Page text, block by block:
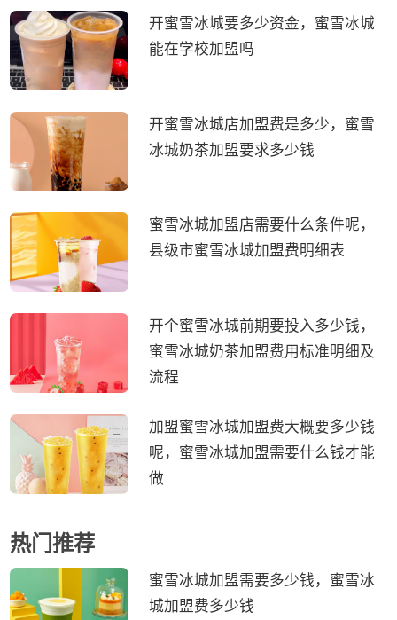
开蜜雪冰城要多少资金，蜜雪冰城
能在学校加盟吗
开蜜雪冰城店加盟费是多少，蜜雪
冰城奶茶加盟要求多少钱
蜜雪冰城加盟店需要什么条件呢，
县级市蜜雪冰城加盟费明细表
开个蜜雪冰城前期要投入多少钱，
蜜雪冰城奶茶加盟费用标准明细及
流程
加盟蜜雪冰城加盟费大概要多少钱
呢，蜜雪冰城加盟需要什么钱才能
做
热门推荐
蜜雪冰城加盟需要多少钱，蜜雪冰
城加盟费多少钱